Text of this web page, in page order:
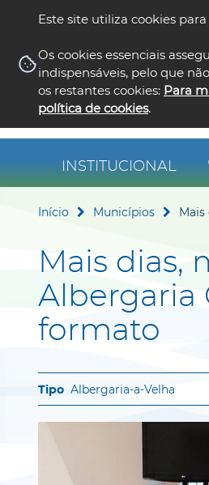
Este site utiliza cookies
Os cookies essenciais
indispensáveis, pelo que
os restantes cookies: Para
política de cookies.
INSTITUCIONAL
Início Municípios
Mais dias,
Albergaria
formato
Albergaria-a-Velha